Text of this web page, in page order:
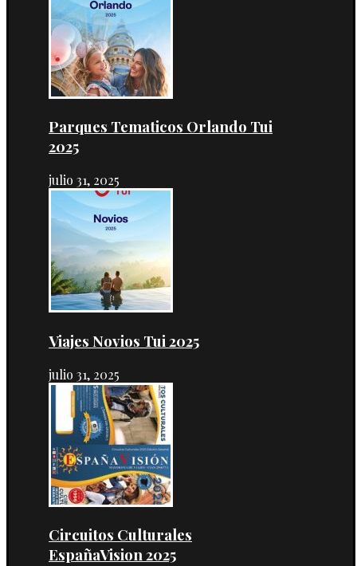
Parques Tematicos Orlando Tui
2025
julio 31, 2025
Viajes Novios Tui 2025
julio 31, 2025
Circuitos Culturales
EspañaVision 2025